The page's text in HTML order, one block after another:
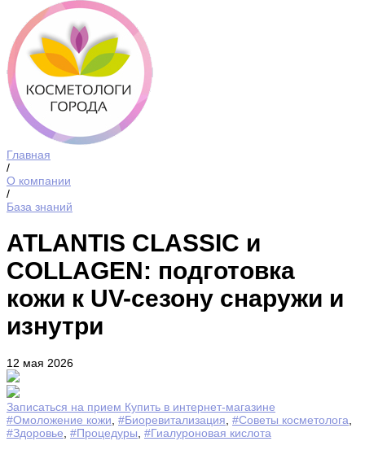
Главная
/
О компании
/
База знаний
ATLANTIS CLASSIC и
COLLAGEN: подготовка
кожи к UV-сезону снаружи и
изнутри
12 мая 2026
Записаться на прием Купить в интернет-магазине
#Омоложение кожи #Биоревитализация #Советы косметолога
#Здоровье #Процедуры #Гиалуроновая кислота